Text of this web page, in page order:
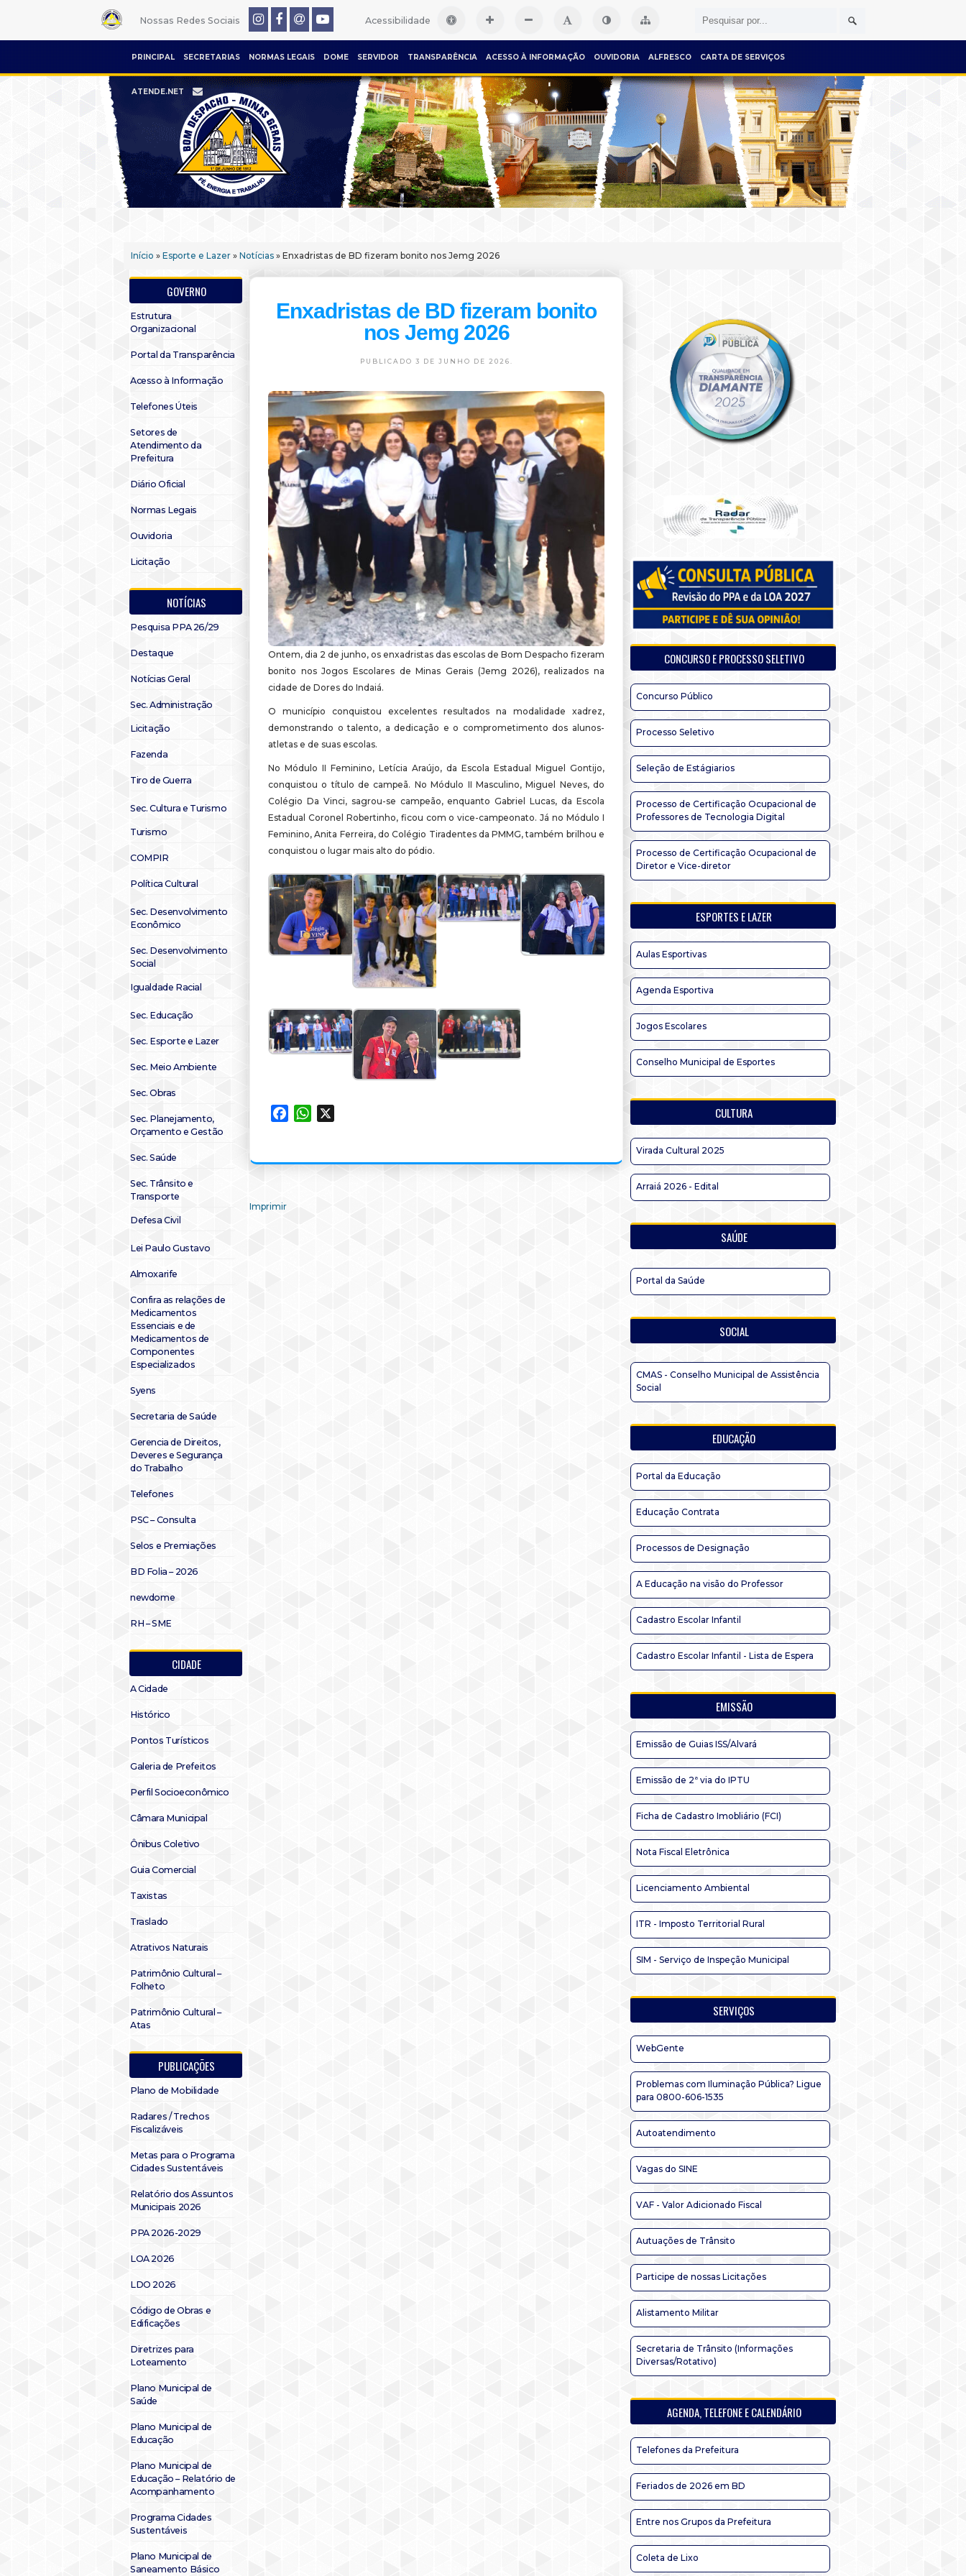
Nossas Redes Sociais Acessibilidade
PRINCIPAL SECRETARIAS NORMAS LEGAIS DOME SERVIDOR TRANSPARÊNCIA ACESSO À INFORMAÇÃO OUVIDORIA ALFRESCO CARTA DE SERVIÇOS
ATENDE.NET
Início » Esporte e Lazer » Notícias » Enxadristas de BD fizeram bonito nos Jemg 2026
GOVERNO
Estrutura
Organizacional
Portal da Transparência
Acesso à Informação
Telefones Úteis
Setores de
Atendimento da
Prefeitura
Diário Oficial
Normas Legais
Ouvidoria
Licitação
NOTÍCIAS
Pesquisa PPA 26/29
Destaque
Notícias Geral
Sec. Administração
Licitação
Fazenda
Tiro de Guerra
Sec. Cultura e Turismo
Turismo
COMPIR
Política Cultural
Sec. Desenvolvimento
Econômico
Sec. Desenvolvimento
Social
Igualdade Racial
Sec. Educação
Sec. Esporte e Lazer
Sec. Meio Ambiente
Sec. Obras
Sec. Planejamento,
Orçamento e Gestão
Sec. Saúde
Sec. Trânsito e
Transporte
Defesa Civil
Lei Paulo Gustavo
Almoxarife
Confira as relações de
Medicamentos
Essenciais e de
Medicamentos de
Componentes
Especializados
Syens
Secretaria de Saúde
Gerencia de Direitos,
Deveres e Segurança
do Trabalho
Telefones
PSC – Consulta
Selos e Premiações
BD Folia – 2026
newdome
RH – SME
CIDADE
A Cidade
Histórico
Pontos Turísticos
Galeria de Prefeitos
Perfil Socioeconômico
Câmara Municipal
Ônibus Coletivo
Guia Comercial
Taxistas
Traslado
Atrativos Naturais
Patrimônio Cultural –
Folheto
Patrimônio Cultural –
Atas
PUBLICAÇÕES
Plano de Mobilidade
Radares / Trechos
Fiscalizáveis
Metas para o Programa
Cidades Sustentáveis
Relatório dos Assuntos
Municipais 2026
PPA 2026-2029
LOA 2026
LDO 2026
Código de Obras e
Edificações
Diretrizes para
Loteamento
Plano Municipal de
Saúde
Plano Municipal de
Educação
Plano Municipal de
Educação – Relatório de
Acompanhamento
Programa Cidades
Sustentáveis
Plano Municipal de
Saneamento Básico
Enxadristas de BD fizeram bonito
nos Jemg 2026
PUBLICADO 3 DE JUNHO DE 2026.
Ontem, dia 2 de junho, os enxadristas das escolas de Bom Despacho fizeram
bonito nos Jogos Escolares de Minas Gerais (Jemg 2026), realizados na
cidade de Dores do Indaiá.
O município conquistou excelentes resultados na modalidade xadrez,
demonstrando o talento, a dedicação e o comprometimento dos alunos-
atletas e de suas escolas.
No Módulo II Feminino, Letícia Araújo, da Escola Estadual Miguel Gontijo,
conquistou o título de campeã. No Módulo II Masculino, Miguel Neves, do
Colégio Da Vinci, sagrou-se campeão, enquanto Gabriel Lucas, da Escola
Estadual Coronel Robertinho, ficou com o vice-campeonato. Já no Módulo I
Feminino, Anita Ferreira, do Colégio Tiradentes da PMMG, também brilhou e
conquistou o lugar mais alto do pódio.
FacebookWhatsApp
Imprimir
CONCURSO E PROCESSO SELETIVO
Concurso Público
Processo Seletivo
Seleção de Estágiarios
Processo de Certificação Ocupacional de
Professores de Tecnologia Digital
Processo de Certificação Ocupacional de
Diretor e Vice-diretor
ESPORTES E LAZER
Aulas Esportivas
Agenda Esportiva
Jogos Escolares
Conselho Municipal de Esportes
CULTURA
Virada Cultural 2025
Arraiá 2026 - Edital
SAÚDE
Portal da Saúde
SOCIAL
CMAS - Conselho Municipal de Assistência
Social
EDUCAÇÃO
Portal da Educação
Educação Contrata
Processos de Designação
A Educação na visão do Professor
Cadastro Escolar Infantil
Cadastro Escolar Infantil - Lista de Espera
EMISSÃO
Emissão de Guias ISS/Alvará
Emissão de 2ª via do IPTU
Ficha de Cadastro Imobliário (FCI)
Nota Fiscal Eletrônica
Licenciamento Ambiental
ITR - Imposto Territorial Rural
SIM - Serviço de Inspeção Municipal
SERVIÇOS
WebGente
Problemas com Iluminação Pública? Ligue
para 0800-606-1535
Autoatendimento
Vagas do SINE
VAF - Valor Adicionado Fiscal
Autuações de Trânsito
Participe de nossas Licitações
Alistamento Militar
Secretaria de Trânsito (Informações
Diversas/Rotativo)
AGENDA, TELEFONE E CALENDÁRIO
Telefones da Prefeitura
Feriados de 2026 em BD
Entre nos Grupos da Prefeitura
Coleta de Lixo